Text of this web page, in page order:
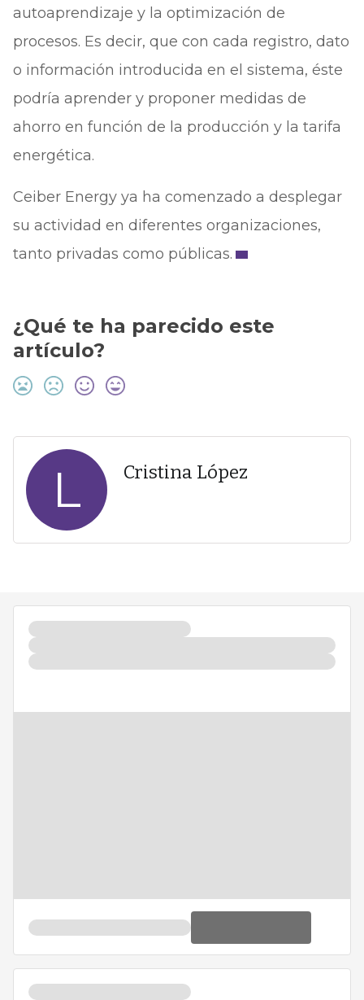
autoaprendizaje y la optimización de
procesos. Es decir, que con cada registro, dato
o información introducida en el sistema, éste
podría aprender y proponer medidas de
ahorro en función de la producción y la tarifa
energética.
Ceiber Energy ya ha comenzado a desplegar
su actividad en diferentes organizaciones,
tanto privadas como públicas.
¿Qué te ha parecido este
artículo?
L Cristina López